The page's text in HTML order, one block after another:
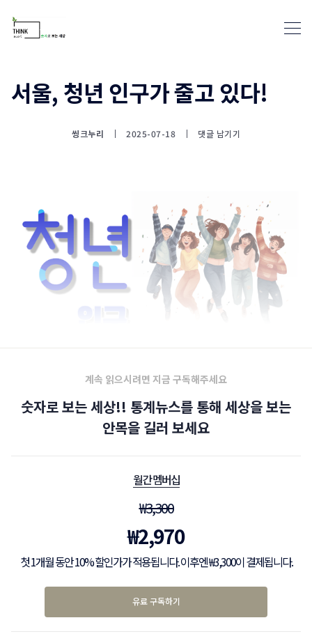
서울, 청년 인구가 줄고 있다!
씽크누리 2025-07-18 댓글 남기기
계속 읽으시려면 지금 구독해주세요
숫자로 보는 세상!! 통계뉴스를 통해 세상을 보는
안목을 길러 보세요
월간 멤버십
₩3,300
₩2,970
첫 1개월 동안 10% 할인가가 적용됩니다. 이후엔 ₩3,300이 결제됩니다.
유료 구독하기